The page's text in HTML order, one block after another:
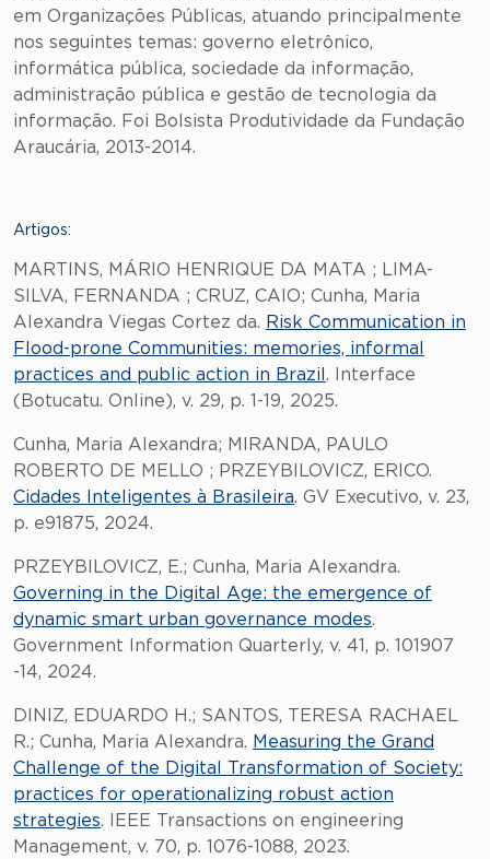
em Organizações Públicas, atuando principalmente
nos seguintes temas: governo eletrônico,
informática pública, sociedade da informação,
administração pública e gestão de tecnologia da
informação. Foi Bolsista Produtividade da Fundação
Araucária, 2013-2014.
Artigos:
MARTINS, MÁRIO HENRIQUE DA MATA ; LIMA-
SILVA, FERNANDA ; CRUZ, CAIO; Cunha, Maria
Alexandra Viegas Cortez da. Risk Communication in
Flood-prone Communities: memories, informal
practices and public action in Brazil . Interface
(Botucatu. Online), v. 29, p. 1-19, 2025.
Cunha, Maria Alexandra; MIRANDA, PAULO
ROBERTO DE MELLO ; PRZEYBILOVICZ, ERICO.
Cidades Inteligentes à Brasileira. GV Executivo, v. 23,
p. e91875, 2024.
PRZEYBILOVICZ, E.; Cunha, Maria Alexandra.
Governing in the Digital Age: the emergence of
dynamic smart urban governance modes.
Government Information Quarterly, v. 41, p. 101907
-14, 2024.
DINIZ, EDUARDO H.; SANTOS, TERESA RACHAEL
R.; Cunha, Maria Alexandra. Measuring the Grand
Challenge of the Digital Transformation of Society:
practices for operationalizing robust action
strategies. IEEE Transactions on engineering
Management, v. 70, p. 1076-1088, 2023.